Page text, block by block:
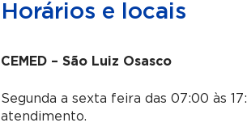
Horários e locais
CEMED – São Luiz Osasco
Segunda a sexta feira das 07:00 às
atendimento.